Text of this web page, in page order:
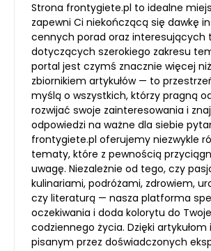
Strona frontygiete.pl to idealne
zapewni Ci niekończącą się dawkę
cennych porad oraz interesujących
dotyczących szerokiego zakresu
portal jest czymś znacznie więcej
zbiornikiem artykułów — to
myślą o wszystkich, którzy pragną
rozwijać swoje zainteresowania i
odpowiedzi na ważne dla siebie
frontygiete.pl oferujemy niezwykle
tematy, które z pewnością
uwagę. Niezależnie od tego, czy
kulinariami, podróżami, zdrowiem,
czy literaturą — nasza platforma
oczekiwania i doda kolorytu do
codziennego życia. Dzięki
pisanym przez doświadczonych